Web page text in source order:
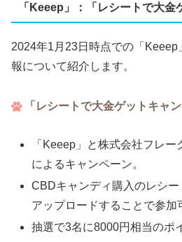
「Keeep」：「レシートで大金
2024年1月23日時点での「
報について紹介します。
「レシートで大金ゲットキャ
「Keeep」と株式会社フレ
によるキャンペーン。
CBDキャンディ購入のレシ
アップロードすることで参加
抽選で3名に8000円相当のポ